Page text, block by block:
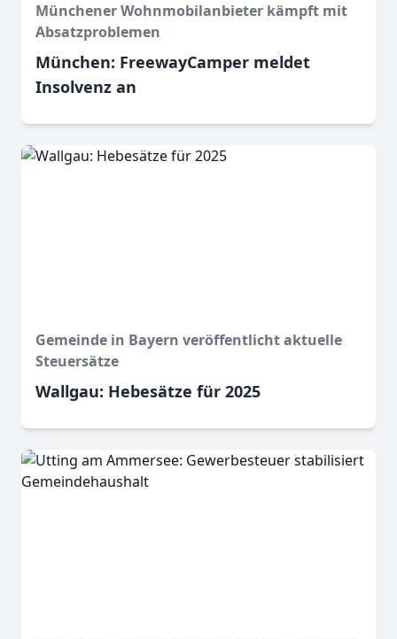
Münchener Wohnmobilanbieter kämpft mit
Absatzproblemen
München: FreewayCamper meldet
Insolvenz an
Gemeinde in Bayern veröffentlicht aktuelle
Steuersätze
Wallgau: Hebesätze für 2025